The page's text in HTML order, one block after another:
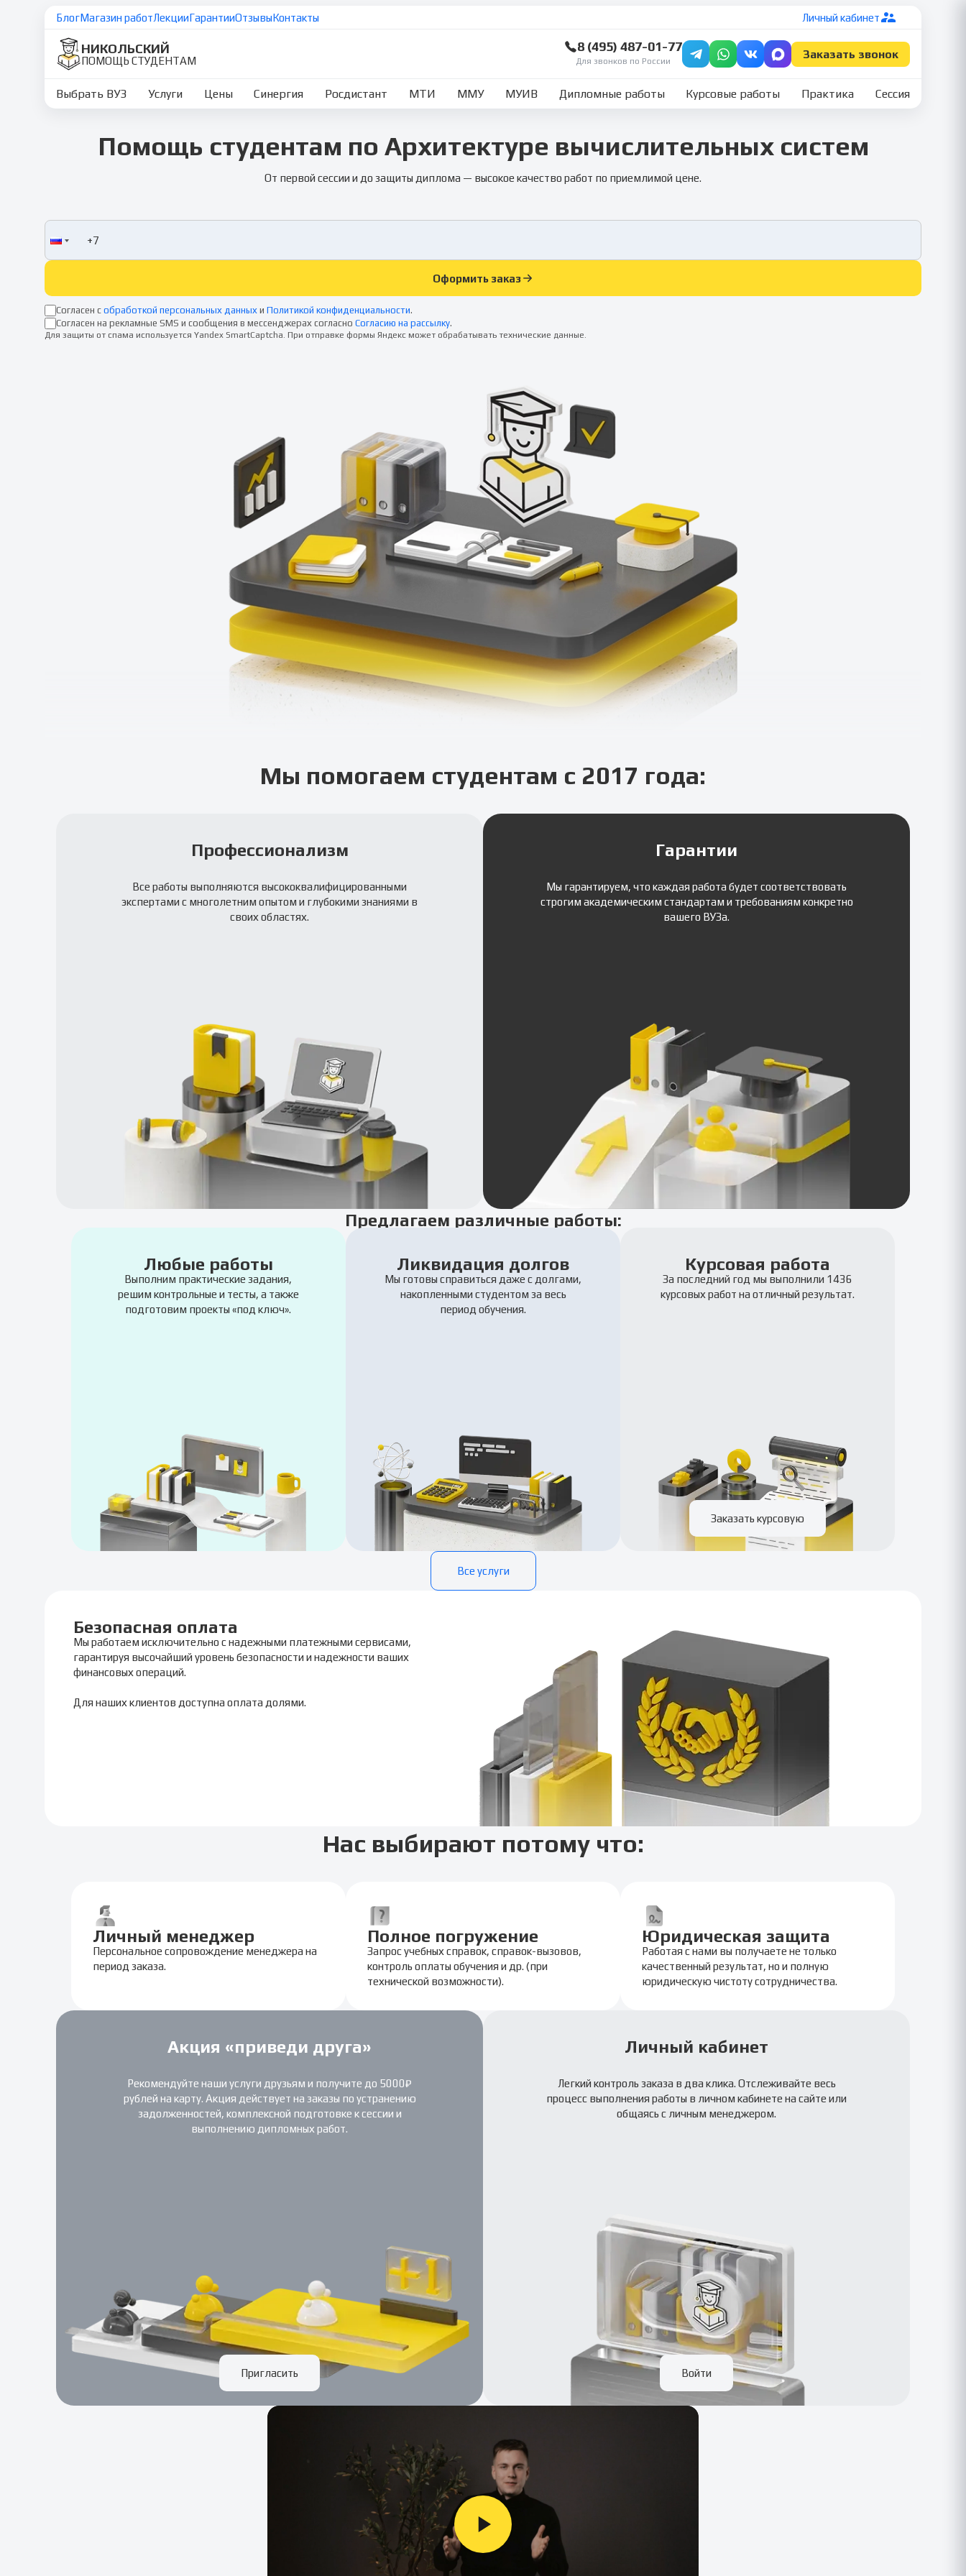
БлогМагазин работЛекцииГарантииОтзывыКонтакты Личный кабинет
НИКОЛЬСКИЙ
ПОМОЩЬ СТУДЕНТАМ
8 (495) 487-01-77
Для звонков по России
Заказать звонок
Выбрать ВУЗ Услуги Цены Синергия Росдистант МТИ ММУ МУИВ Дипломные работы Курсовые работы Практика Сессия
Помощь студентам по Архитектуре вычислительных систем
От первой сессии и до защиты диплома — высокое качество работ по приемлимой цене.
Оформить заказ
Согласен с обработкой персональных данных и Политикой конфиденциальности.
Согласен на рекламные SMS и сообщения в мессенджерах согласно Согласию на рассылку.
Для защиты от спама используется Yandex SmartCaptcha. При отправке формы Яндекс может обрабатывать технические данные.
Мы помогаем студентам с 2017 года:
Профессионализм
Все работы выполняются высококвалифицированными
экспертами с многолетним опытом и глубокими знаниями в
своих областях.
Гарантии
Мы гарантируем, что каждая работа будет соответствовать
строгим академическим стандартам и требованиям конкретно
вашего ВУЗа.
Предлагаем различные работы:
Любые работы
Выполним практические задания,
решим контрольные и тесты, а также
подготовим проекты «под ключ».
Ликвидация долгов
Мы готовы справиться даже с долгами,
накопленными студентом за весь
период обучения.
Курсовая работа
За последний год мы выполнили 1436
курсовых работ на отличный результат.
Заказать курсовую
Все услуги
Безопасная оплата
Мы работаем исключительно с надежными платежными сервисами,
гарантируя высочайший уровень безопасности и надежности ваших
финансовых операций.
Для наших клиентов доступна оплата долями.
Нас выбирают потому что:
Личный менеджер
Персональное сопровождение менеджера на
период заказа.
Полное погружение
Запрос учебных справок, справок-вызовов,
контроль оплаты обучения и др. (при
технической возможности).
Юридическая защита
Работая с нами вы получаете не только
качественный результат, но и полную
юридическую чистоту сотрудничества.
Акция «приведи друга»
Рекомендуйте наши услуги друзьям и получите до 5000₽
рублей на карту. Акция действует на заказы по устранению
задолженностей, комплексной подготовке к сессии и
выполнению дипломных работ.
Пригласить
Личный кабинет
Легкий контроль заказа в два клика. Отслеживайте весь
процесс выполнения работы в личном кабинете на сайте или
общаясь с личным менеджером.
Войти